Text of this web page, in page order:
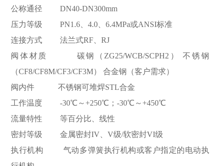
公称通径 DN40-DN300mm
压力等级 PN1.6、4.0、6.4MPa或ANSI标准
连接方式 法兰式RF、RJ
阀体材质 碳钢（ZG25/WCB/SCPH2） 不锈钢
（CF8/CF8M/CF3/CF3M） 合金钢（客户需求）
阀内件 不锈钢可堆焊STL合金
工作温度 -30℃～+250℃；-30℃～+450℃
流量特性 等百分比、线性
密封等级 金属密封IV、V级/软密封VI级
执行机构 气动多弹簧执行机构或客户指定的电动执